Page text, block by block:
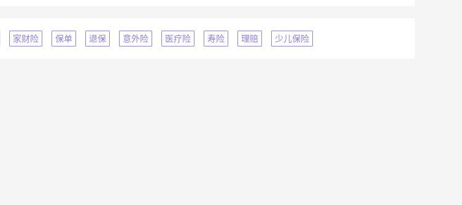
家财险 保单 退保 意外险 医疗险 寿险 理赔 少儿保险